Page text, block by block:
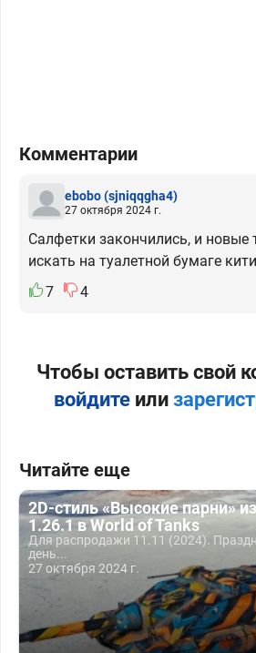
Комментарии
ebobo(sjniqqgha4)
27 октября 2024 г.
Салфетки закончились, и новые
искать на туалетной бумаге
7
4
Чтобы оставить свой
войдитеили
Читайте еще
2D-стиль «Высокие парни»
1.26.1 в World of Tanks
Для распродажи 11.11 (2024).
день...
27 октября 2024 г.